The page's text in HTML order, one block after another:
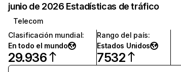
junio de 2026 Estadísticas de tráfico
Telecom
Clasificación mundial:
En todo el mundo
29.936
Rango del país:
Estados Unidos
7532